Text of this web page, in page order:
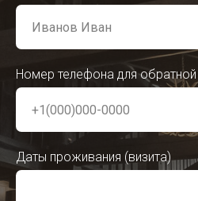
Номер телефона для
Даты проживания (визита)